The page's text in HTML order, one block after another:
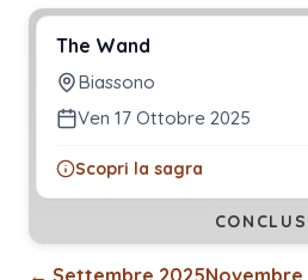
The Wand
Biassono
Ven 17 Ottobre 2025
Scopri la sagra
← Settembre 2025Novembre